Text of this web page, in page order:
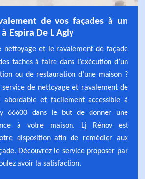
de vos façades à un
Espira De L Agly
nettoyage et le ravalement de façade
taches à faire dans l’exécution d’un
ou de restauration d’une maison ?
service de nettoyage et ravalement de
et facilement accessible à
66600 dans le but de donner une
à votre maison. Lj Rénov est
disposition afin de remédier aux
Découvrez le service proposer par
avoir la satisfaction.